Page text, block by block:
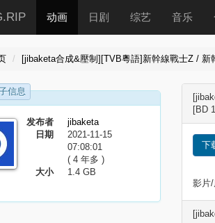
动画 日剧 综艺 音乐
[jibaketa合成&壓制][TVB粵語]新幹線戰士Z /
信息
发布者
jibaketa
日期
2021-11-15
07:08:01
( 4 年多 )
大小
1.4 GB
[BD
下
影片